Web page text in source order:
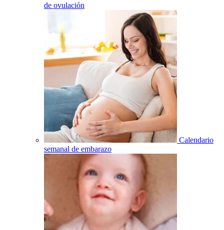
de ovulación
Calendario
semanal de embarazo